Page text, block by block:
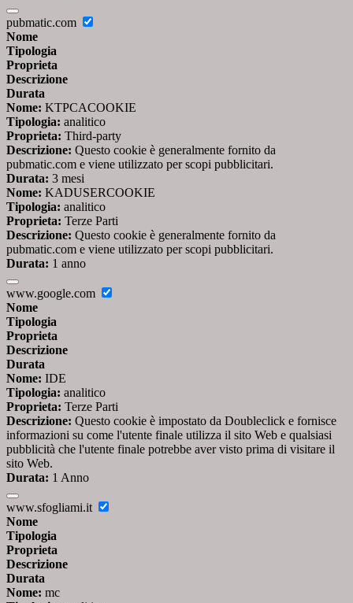
pubmatic.com
Nome
Tipologia
Proprieta
Descrizione
Durata
Nome: KTPCACOOKIE
Tipologia: analitico
Proprieta: Third-party
Descrizione: Questo cookie è generalmente fornito da
pubmatic.com e viene utilizzato per scopi pubblicitari.
Durata: 3 mesi
Nome: KADUSERCOOKIE
Tipologia: analitico
Proprieta: Terze Parti
Descrizione: Questo cookie è generalmente fornito da
pubmatic.com e viene utilizzato per scopi pubblicitari.
Durata: 1 anno
www.google.com
Nome
Tipologia
Proprieta
Descrizione
Durata
Nome: IDE
Tipologia: analitico
Proprieta: Terze Parti
Descrizione: Questo cookie è impostato da Doubleclick e fornisce
informazioni su come l'utente finale utilizza il sito Web e qualsiasi
pubblicità che l'utente finale potrebbe aver visto prima di visitare il
sito Web.
Durata: 1 Anno
www.sfogliami.it
Nome
Tipologia
Proprieta
Descrizione
Durata
Nome: mc